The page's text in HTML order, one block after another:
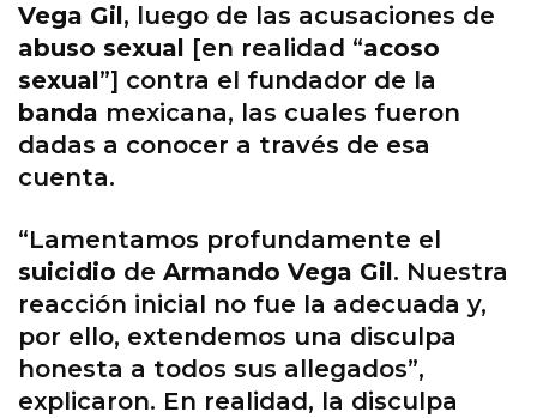
Vega Gil, luego de las acusaciones de
abuso sexual [en realidad “acoso
sexual”] contra el fundador de la
banda mexicana, las cuales fueron
dadas a conocer a través de esa
cuenta.
“Lamentamos profundamente el
suicidio de Armando Vega Gil. Nuestra
reacción inicial no fue la adecuada y,
por ello, extendemos una disculpa
honesta a todos sus allegados”,
explicaron. En realidad, la disculpa